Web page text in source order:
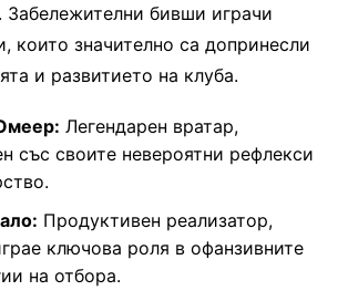
Забележителни бивши играчи
които значително са допринесли
и развитието на клуба.
Легендарен вратар,
със своите невероятни рефлекси
Продуктивен реализатор,
ключова роля в офанзивните
на отбора.